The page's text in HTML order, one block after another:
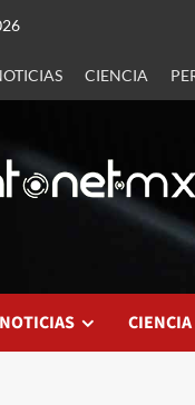
CIENCIA
NOTICIAS CIENCIA